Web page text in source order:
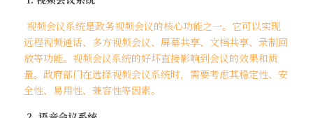
远程视频通话、多方视频会议、屏幕共享、文档共享、录制回
放等功能。视频会议系统的好坏直接影响到会议的效果和质
量。政府部门在选择视频会议系统时，需要考虑其稳定性、安
全性、易用性、兼容性等因素。